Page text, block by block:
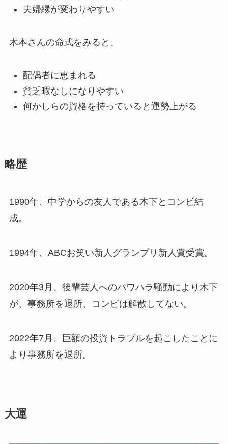
夫婦縁が変わりやすい
木本さんの命式をみると、
配偶者に恵まれる
貧乏暇なしになりやすい
何かしらの資格を持っていると運勢上がる
略歴
1990年、中学からの友人である木下とコンビ結
成。
1994年、ABCお笑い新人グランプリ新人賞受賞。
2020年3月、後輩芸人へのパワハラ騒動により木下
が、事務所を退所、コンビは解散してない。
2022年7月、巨額の投資トラブルを起こしたことに
より事務所を退所。
大運